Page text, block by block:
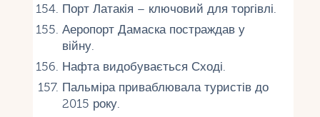
Порт Латакія – ключовий для торгівлі.
Аеропорт Дамаска постраждав у
війну.
Нафта видобувається Сході.
Пальміра приваблювала туристів до
2015 року.